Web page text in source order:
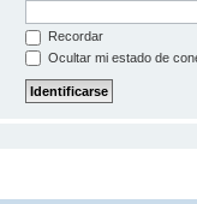
Recordar
Ocultar mi estado de